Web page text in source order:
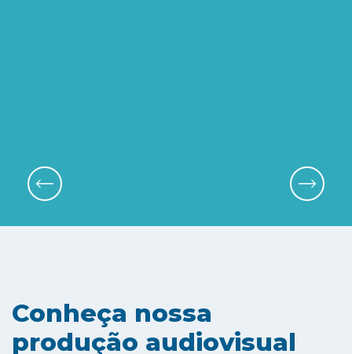
Conheça nossa
produção audiovisual